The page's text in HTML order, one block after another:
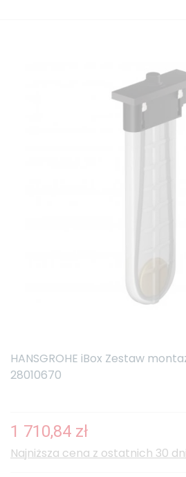
HANSGROHE iBox Zestaw
28010670
1 710,84 zł
Najniższa cena z ostatnich 30